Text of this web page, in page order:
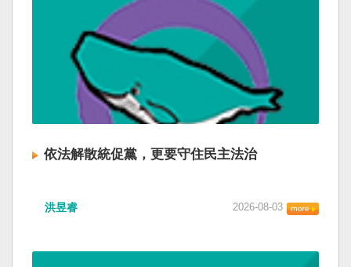
依法解散統促黨，更要守住民主法治
洪昱睿 2026-08-03